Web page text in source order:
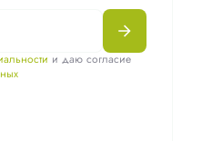
и даю согласие